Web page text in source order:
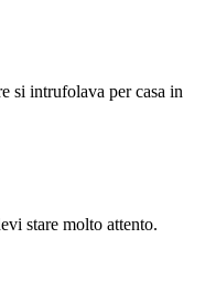
si intrufolava per casa in
stare molto attento.